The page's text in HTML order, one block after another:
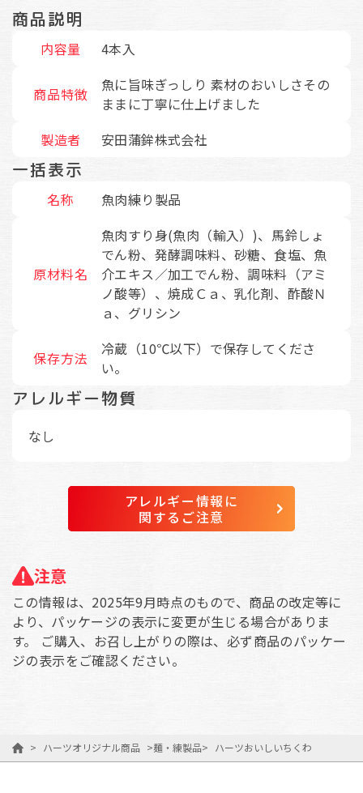
商品説明
内容量 4本入
商品特徴
魚に旨味ぎっしり 素材のおいしさその
ままに丁寧に仕上げました
製造者
安田蒲鉾株式会社
一括表示
名称 魚肉練り製品
原材料名
魚肉すり身(魚肉（輸入）)、馬鈴しょ
でん粉、発酵調味料、砂糖、食塩、魚
介エキス／加工でん粉、調味料（アミ
ノ酸等）、焼成Ｃａ、乳化剤、酢酸Ｎ
ａ、グリシン
保存方法
冷蔵（10℃以下）で保存してくださ
い。
アレルギー物質
なし
アレルギー情報に
関するご注意
注意
この情報は、2025年9月時点のもので、商品の改定等に
より、パッケージの表示に変更が生じる場合がありま
す。 ご購入、お召し上がりの際は、必ず商品のパッケー
ジの表示をご確認ください。
> ハーツオリジナル商品 >麺・練製品> ハーツおいしいちくわ